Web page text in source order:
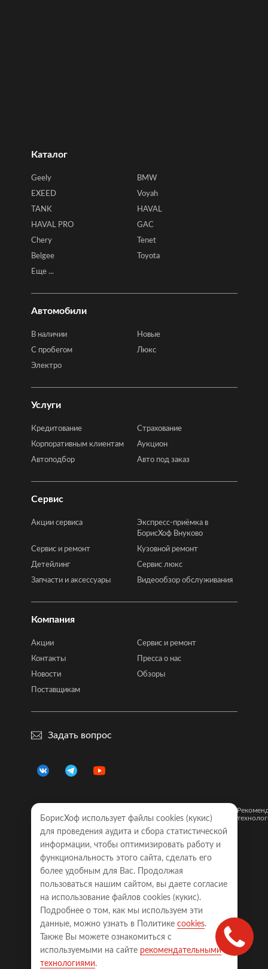
Каталог
Geely
BMW
EXEED
Voyah
TANK
HAVAL
HAVAL PRO
GAC
Chery
Tenet
Belgee
Toyota
Еще ...
Автомобили
В наличии
Новые
C пробегом
Люкс
Электро
Услуги
Кредитование
Страхование
Корпоративным клиентам
Аукцион
Автоподбор
Авто под заказ
Сервис
Акции сервиса
Экспресс-приёмка в
БорисХоф Внуково
Сервис и ремонт
Кузовной ремонт
Детейлинг
Сервис люкс
Запчасти и аксессуары
Видеообзор обслуживания
Компания
Акции
Сервис и ремонт
Контакты
Пресса о нас
Новости
Обзоры
Поставщикам
Задать вопрос
Правовая
информация
конфиденциальности
сайта
Обращаем Ваше внимание на то, что все объявления о
моделях автомобилей, размещенные на настоящем
интернет-сайте, носят исключительно информационный
характер и ни при каких условиях не являются публичной
офертой, определяемой положениями Статьи 437
Гражданского кодекса Российской Федерации. Для
получения точной информации о наличии моделей с
требуемой комплектацией, техническими характеристиками
и цветовыми сочетаниями, а также точной стоимости
автомобилей, пожалуйста, обращайтесь к менеджерам
соответствующего автосалона.
Права на сайт принадлежат ООО «БОРИСХОФ ХОЛДИНГ»
(ИНН 7714700709, ОГРН 5077746977930)
БорисХоф использует файлы cookies (кукиc)
для проведения аудита и сбора статистической
информации, чтобы оптимизировать работу и
функциональность этого сайта, сделать его
более удобным для Вас. Продолжая
пользоваться нашим сайтом, вы даете согласие
на использование файлов cookies (кукиc).
Подробнее о том, как мы используем эти
данные, можно узнать в Политике cookies.
Также Вы можете ознакомиться с
используемыми на сайте рекомендательными
технологиями.